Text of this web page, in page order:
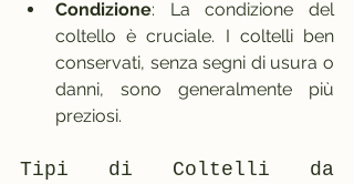
Condizione: La condizione del
coltello è cruciale. I coltelli ben
conservati, senza segni di usura o
danni, sono generalmente più
preziosi.
Tipi di Coltelli da